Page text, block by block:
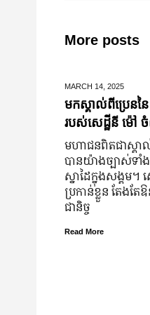
More posts
MARCH 14, 2025
មកស្គាល់ពីប្រេនន
របស់សេដ្ឋីនី ម៉ៅ
មហាជន​ពិតជា​ស្គ
បាន​យ៉ាង​ច្បាស់​ទាំ
ស្នាដៃ​ក្នុង​សង្គម។
ប្រកាន់​ខ្លួន តែងត
ជានិច្ច
Read More